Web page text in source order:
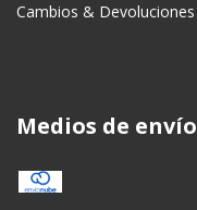
Cambios & Devoluciones
Medios de envío